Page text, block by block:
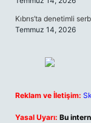
Kıbrıs’ta denetimli
Temmuz 14, 2026
Reklam ve İletişim:
Yasal Uyarı: Bu